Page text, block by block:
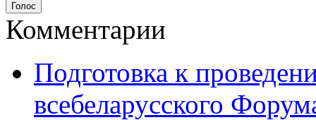
Голос
Комментарии
Подготовка к
всебеларусского